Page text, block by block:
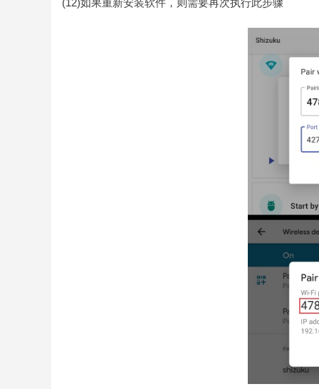
(12)如果重新安装软件，则需要再次执行此步骤